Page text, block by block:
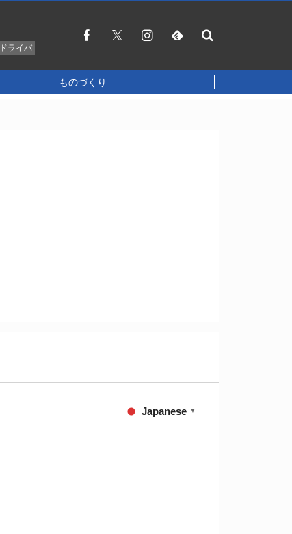
ライバ
ものづくり
Japanese ▼